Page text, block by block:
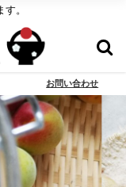
。
お問い合わせ